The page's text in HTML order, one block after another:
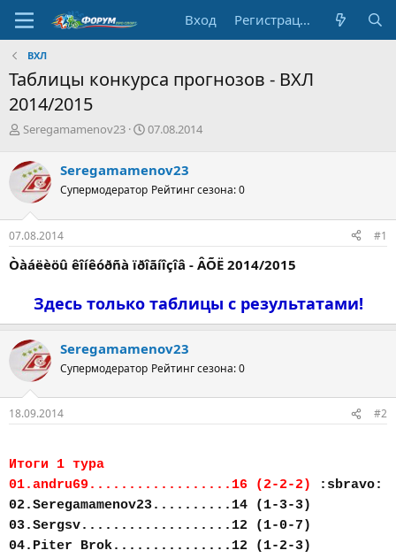
Вход Регистрация
ВХЛ
Таблицы конкурса прогнозов - ВХЛ
2014/2015
А
т
о
р
т
е
м
ы
Seregamamenov23
Д
а
н
ч
л
а
07.08.2014
Seregamamenov23
Супермодератор Рейтинг сезона: 0
07.08.2014 #1
Òàáëèöû êîíêóðñà ïðîãíîçîâ - ÂÕË 2014/2015
Здесь только таблицы с результатами!
Seregamamenov23
Супермодератор Рейтинг сезона: 0
18.09.2014 #2
Итоги 1 тура
01.andru69..................16 (2-2-2)
:sbravo:
02.Seregamamenov23..........14 (1-3-3)
03.Sergsv...................12 (1-0-7)
04.Piter Brok...............12 (1-2-3)